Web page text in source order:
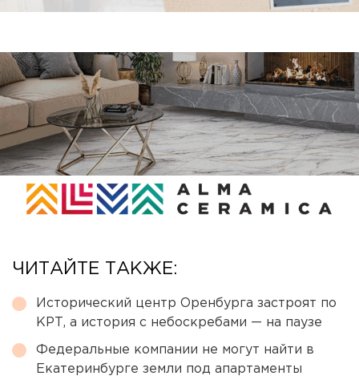
ЧИТАЙТЕ ТАКЖЕ:
Исторический центр Оренбурга застроят по
КРТ, а история с небоскребами — на паузе
Федеральные компании не могут найти в
Екатеринбурге земли под апартаменты